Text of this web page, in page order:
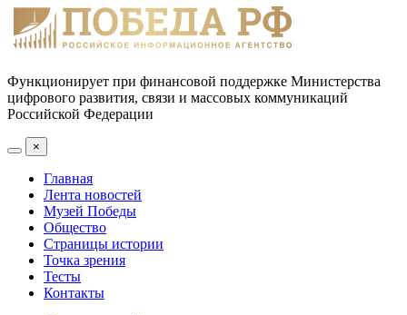
Функционирует при финансовой поддержке Министерства
цифрового развития, связи и массовых коммуникаций
Российской Федерации
×
Главная
Лента новостей
Музей Победы
Общество
Страницы истории
Точка зрения
Тесты
Контакты